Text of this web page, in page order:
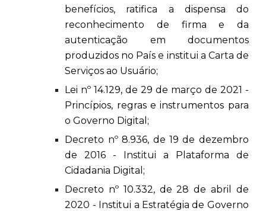
benefícios, ratifica a dispensa do
reconhecimento de firma e da
autenticação em documentos
produzidos no País e institui a Carta de
Serviços ao Usuário;
Lei nº 14.129, de 29 de março de 2021 -
Princípios, regras e instrumentos para
o Governo Digital;
Decreto nº 8.936, de 19 de dezembro
de 2016 - Institui a Plataforma de
Cidadania Digital;
Decreto nº 10.332, de 28 de abril de
2020 - Institui a Estratégia de Governo